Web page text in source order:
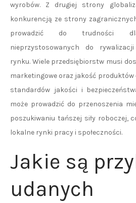
wyrobów. Z drugiej strony
konkurencją ze strony
prowadzić do trudności
nieprzystosowanych do
rynku. Wiele przedsiębiorstw musi
marketingowe oraz jakość
standardów jakości i
może prowadzić do przenoszenia
poszukiwaniu tańszej siły roboczej,
lokalne rynki pracy i społeczności.
Jakie są
udanych